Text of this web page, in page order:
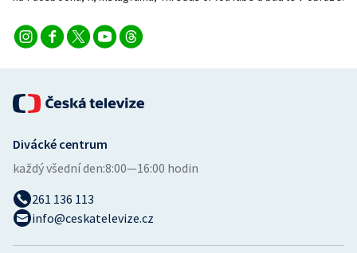
Divácké centrum
každý všední den:8:00—16:00 hodin
261 136 113
info@ceskatelevize.cz